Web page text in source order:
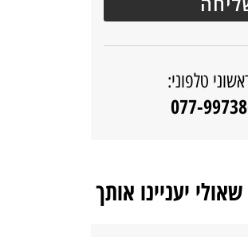
טלפוני:
יעניינו אותך